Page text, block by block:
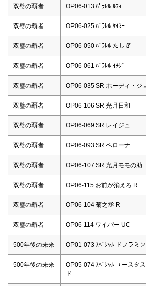
双璧の覇者 OP06-013 ﾊﾟﾗﾚﾙ ﾙﾌｨ
双璧の覇者 OP06-025 ﾊﾟﾗﾚﾙ ｹｲﾐｰ
双璧の覇者 OP06-050 ﾊﾟﾗﾚﾙ たしぎ
双璧の覇者 OP06-061 ﾊﾟﾗﾚﾙ ｲﾁｼﾞ
双璧の覇者 OP06-035 SR ホーディ・ジ
双璧の覇者 OP06-106 SR 光月日和
双璧の覇者 OP06-069 SR レイジュ
双璧の覇者 OP06-093 SR ペローナ
双璧の覇者 OP06-107 SR 光月モモの助
双璧の覇者 OP06-115 お前が消えろ R
双璧の覇者 OP06-104 菊之丞 R
双璧の覇者 OP06-114 ワイパー UC
500年後の未来 OP01-073 ｽﾍﾟｼｬﾙ ドフラミ
500年後の未来
OP05-074 ｽﾍﾟｼｬﾙ ユースタ
ド